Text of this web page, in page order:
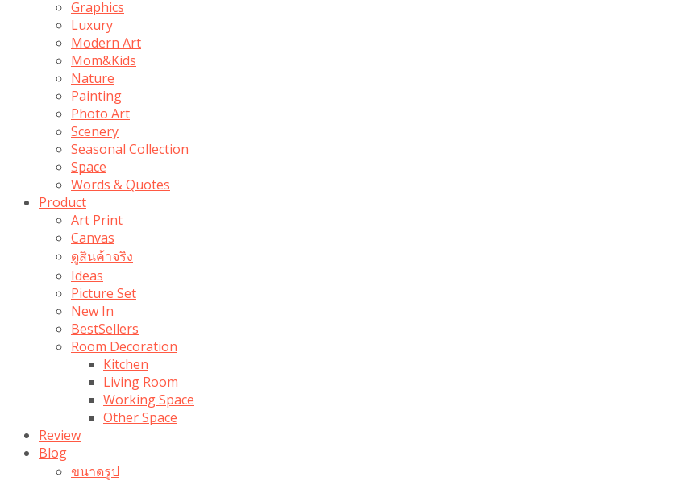
Graphics
Luxury
Modern Art
Mom&Kids
Nature
Painting
Photo Art
Scenery
Seasonal Collection
Space
Words & Quotes
Product
Art Print
Canvas
ดูสินค้าจริง
Ideas
Picture Set
New In
BestSellers
Room Decoration
Kitchen
Living Room
Working Space
Other Space
Review
Blog
ขนาดรูป